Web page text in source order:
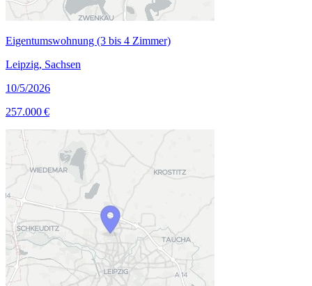
Eigentumswohnung (3 bis 4 Zimmer)
Leipzig, Sachsen
10/5/2026
257.000 €